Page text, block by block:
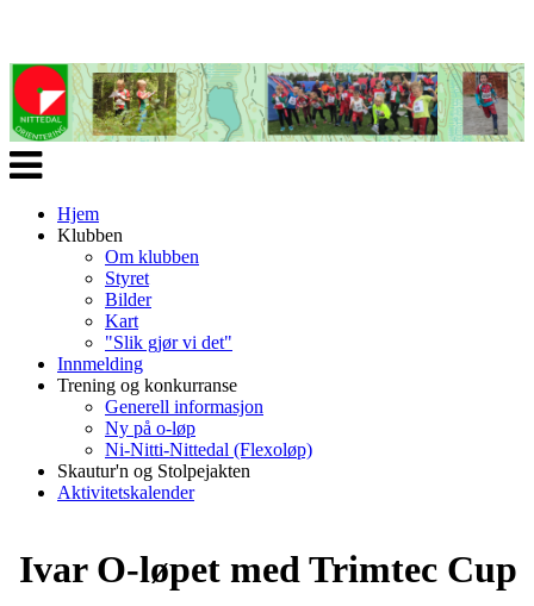
Veksle
navigasjon
Hjem
Klubben
Om klubben
Styret
Bilder
Kart
"Slik gjør vi det"
Innmelding
Trening og konkurranse
Generell informasjon
Ny på o-løp
Ni-Nitti-Nittedal (Flexoløp)
Skautur'n og Stolpejakten
Aktivitetskalender
Ivar O-løpet med Trimtec Cup